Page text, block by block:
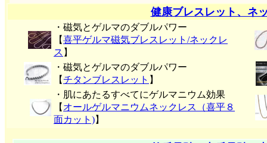
健康ブレスレット、ネ
・磁気とゲルマのダブルパワー
【喜平ゲルマ磁気ブレスレット/ネックレ
ス 】
・磁気とゲルマのダブルパワー
【チタンブレスレット 】
・肌にあたるすべてにゲルマニウム効果
【 オールゲルマニウムネックレス（喜平８
面カット)】